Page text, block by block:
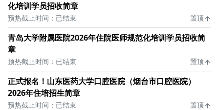
化培训学员招收简章
预热截止时间：已结束 置顶
青岛大学附属医院2026年住院医师规范化培训学员招收简
章
预热截止时间：已结束 置顶
正式报名！山东医药大学口腔医院（烟台市口腔医院）
2026年住培招生简章
预热截止时间：已结束 置顶